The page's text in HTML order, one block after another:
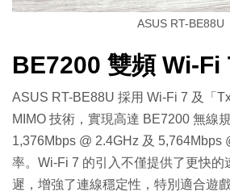
ASUS RT-BE88U
BE7200 雙頻 Wi-Fi
ASUS RT-BE88U 採用 Wi-Fi 7 及「
MIMO 技術，實現高達 BE7200 無線
1,376Mbps @ 2.4GHz 及 5,764Mbps
率。Wi-Fi 7 的引入不僅提供了更快的
遲，增強了連線穩定性，特別適合遊